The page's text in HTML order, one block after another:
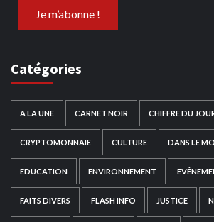
Catégories
A LA UNE CARNET NOIR CHIFFRE DU
CRYPTOMONNAIE CULTURE DANS LE
EDUCATION ENVIRONNEMENT
FAITS DIVERS FLASH INFO JUSTICE